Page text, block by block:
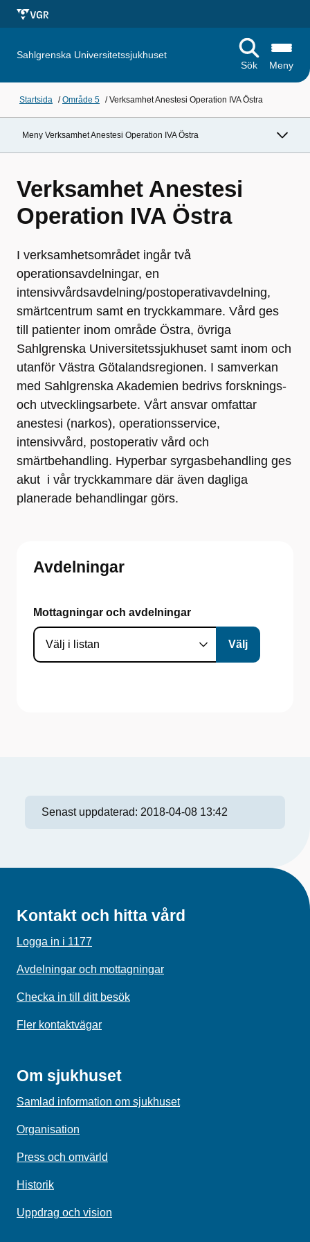
Sahlgrenska Universitetssjukhuset
Sök
Meny
Startsida /Område 5 /Verksamhet Anestesi Operation IVA Östra
Meny Verksamhet Anestesi Operation IVA Östra
Verksamhet Anestesi
Operation IVA Östra
I verksamhetsområdet ingår två
operationsavdelningar, en
intensivvårdsavdelning/postoperativavdelning,
smärtcentrum samt en tryckkammare. Vård ges
till patienter inom område Östra, övriga
Sahlgrenska Universitetssjukhuset samt inom och
utanför Västra Götalandsregionen. I samverkan
med Sahlgrenska Akademien bedrivs forsknings-
och utvecklingsarbete. Vårt ansvar omfattar
anestesi (narkos), operationsservice,
intensivvård, postoperativ vård och
smärtbehandling. Hyperbar syrgasbehandling ges
akut i vår tryckkammare där även dagliga
planerade behandlingar görs.
Avdelningar
Mottagningar och avdelningar
Senast uppdaterad: 2018-04-08 13:42
Kontakt och hitta vård
Logga in i 1177
Avdelningar och mottagningar
Checka in till ditt besök
Fler kontaktvägar
Om sjukhuset
Samlad information om sjukhuset
Organisation
Press och omvärld
Historik
Uppdrag och vision